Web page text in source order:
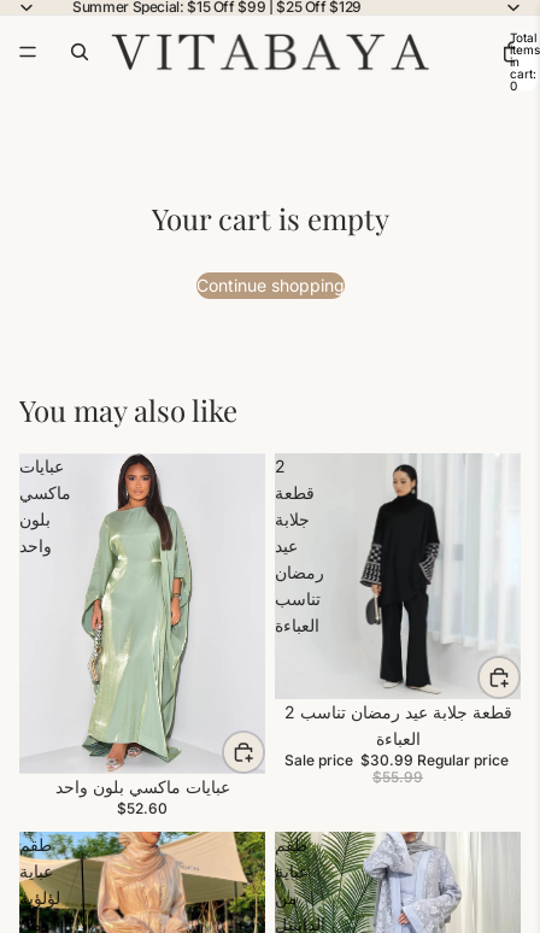
Summer Special: $15 Off $99 | $25 Off $129
Total
items
in
cart:
0
Your cart is empty
Continue shopping
You may also like
عبايات
ماكسي
بلون
واحد
عبايات ماكسي بلون واحد
$52.60
2
قطعة
جلابة
عيد
رمضان
تناسب
العباءة
Sale
2 قطعة جلابة عيد رمضان تناسب
العباءة
Sale price $30.99 Regular price
$55.99
طقم
عباية
لؤلؤية
من
طقم
عباية
من
الدانتيل